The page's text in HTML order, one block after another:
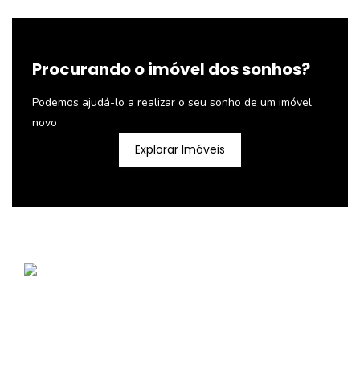
Procurando o imóvel dos sonhos?
Podemos ajudá-lo a realizar o seu sonho de um imóvel
novo
Explorar Imóveis